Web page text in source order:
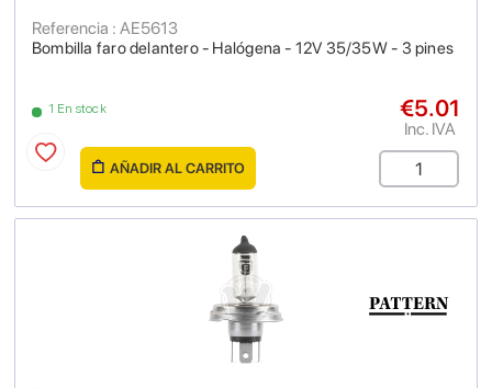
Bombilla faro delantero - Halógena - 12V 35/35W - 3 pines
Referencia : AE5613
1 En stock €5.01
Inc. IVA
AÑADIR AL CARRITO